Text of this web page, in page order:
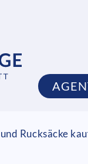
Rucksäcke